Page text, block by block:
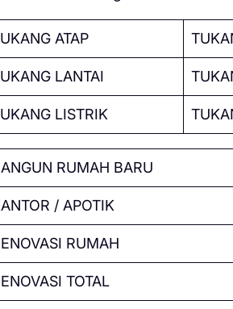
ATAP
LANTAI
LISTRIK
RUMAH BARU
/ APOTIK
RUMAH
TOTAL